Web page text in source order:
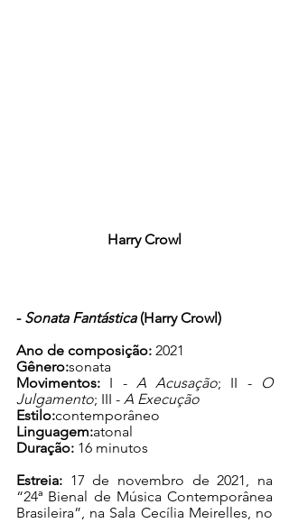
Harry Crowl
- Sonata Fantástica (Harry Crowl)
Ano de composição: 2021
Gênero:sonata
Movimentos: I - A Acusação; II -
O
Julgamento; III - A Execução
Estilo:contemporâneo
Linguagem:atonal
Duração: 16 minutos
Estreia: 17 de novembro de 2021, na
“24ª Bienal de Música Contemporânea
Brasileira”, na Sala Cecília Meirelles, no